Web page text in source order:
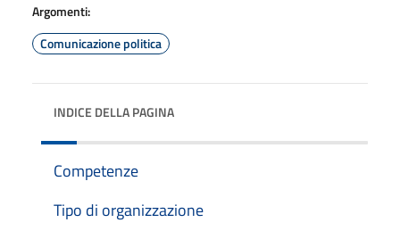
Argomenti:
Comunicazione politica
INDICE DELLA PAGINA
Competenze
Tipo di organizzazione